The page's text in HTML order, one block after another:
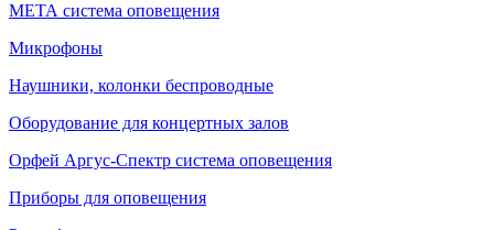
МЕТА система оповещения
Микрофоны
Наушники, колонки беспроводные
Оборудование для концертных залов
Орфей Аргус-Спектр система оповещения
Приборы для оповещения